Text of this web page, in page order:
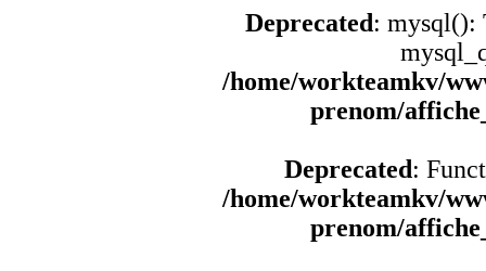
Deprecated: mysql():
/home/workteamkv/
prenom/
Deprecated:
/home/workteamkv/
prenom/